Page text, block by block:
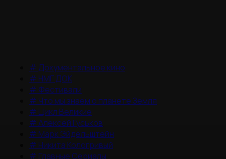
# Документальное кино
# НМГ ДОК
# Фестивали
# Что мы знаем о планете Земля
# Цикл Великие
#Алексей Гуськов
# Марк Эйдельштейн
# Никита Кологривый
# Главные Сериалы